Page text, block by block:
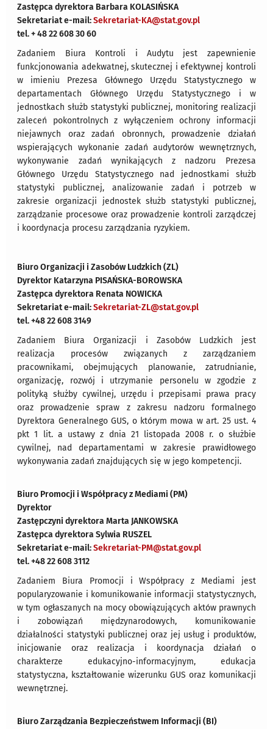
Zastępca dyrektora Barbara KOLASIŃSKA
Sekretariat e-mail:Sekretariat-KA@stat.gov.pl
tel. + 48 22 608 30 60
Zadaniem Biura Kontroli i Audytu jest zapewnienie
funkcjonowania adekwatnej, skutecznej i efektywnej kontroli
w imieniu Prezesa Głównego Urzędu Statystycznego w
departamentach Głównego Urzędu Statystycznego i w
jednostkach służb statystyki publicznej, monitoring realizacji
zaleceń pokontrolnych z wyłączeniem ochrony informacji
niejawnych oraz zadań obronnych, prowadzenie działań
wspierających wykonanie zadań audytorów wewnętrznych,
wykonywanie zadań wynikających z nadzoru Prezesa
Głównego Urzędu Statystycznego nad jednostkami służb
statystyki publicznej, analizowanie zadań i potrzeb w
zakresie organizacji jednostek służb statystyki publicznej,
zarządzanie procesowe oraz prowadzenie kontroli zarządczej
i koordynacja procesu zarządzania ryzykiem.
Biuro Organizacji i Zasobów Ludzkich (ZL)
Dyrektor Katarzyna PISAŃSKA-BOROWSKA
Zastępca dyrektora Renata NOWICKA
Sekretariat e-mail:Sekretariat-ZL@stat.gov.pl
tel. +48 22 608 3149
Zadaniem Biura Organizacji i Zasobów Ludzkich jest
realizacja procesów związanych z zarządzaniem
pracownikami, obejmujących planowanie, zatrudnianie,
organizację, rozwój i utrzymanie personelu w zgodzie z
polityką służby cywilnej, urzędu i przepisami prawa pracy
oraz prowadzenie spraw z zakresu nadzoru formalnego
Dyrektora Generalnego GUS, o którym mowa w art. 25 ust. 4
pkt 1 lit. a ustawy z dnia 21 listopada 2008 r. o służbie
cywilnej, nad departamentami w zakresie prawidłowego
wykonywania zadań znajdujących się w jego kompetencji.
Biuro Promocji i Współpracy z Mediami (PM)
Dyrektor
Zastępczyni dyrektora Marta JANKOWSKA
Zastępca dyrektora Sylwia RUSZEL
Sekretariat e-mail:Sekretariat-PM@stat.gov.pl
tel. +48 22 608 3112
Zadaniem Biura Promocji i Współpracy z Mediami jest
popularyzowanie i komunikowanie informacji statystycznych,
w tym ogłaszanych na mocy obowiązujących aktów prawnych
i zobowiązań międzynarodowych, komunikowanie
działalności statystyki publicznej oraz jej usług i produktów,
inicjowanie oraz realizacja i koordynacja działań o
charakterze edukacyjno-informacyjnym, edukacja
statystyczna, kształtowanie wizerunku GUS oraz komunikacji
wewnętrznej.
Biuro Zarządzania Bezpieczeństwem Informacji (BI)